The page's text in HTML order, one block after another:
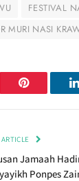
FESTIVAL
MURI NASI
Pinterest
ARTICLE
Jamaah
Ponpes